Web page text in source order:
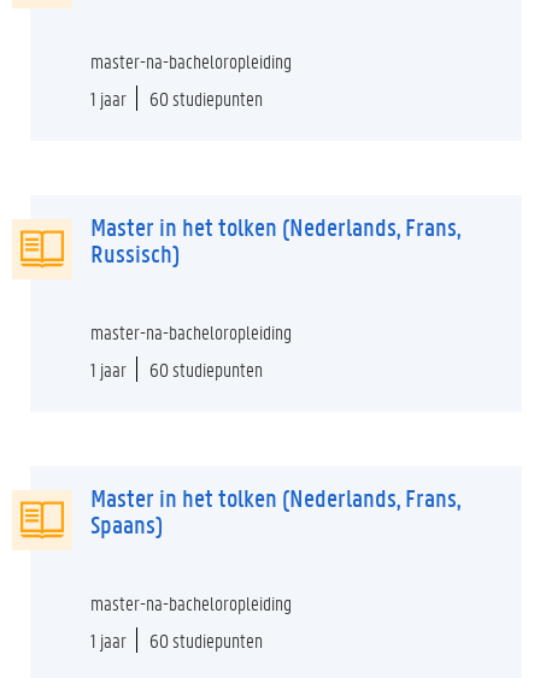
master-na-bacheloropleiding
1 jaar
60 studiepunten
Master in het tolken (Nederlands, Frans,
Russisch)
master-na-bacheloropleiding
1 jaar
60 studiepunten
Master in het tolken (Nederlands, Frans,
Spaans)
master-na-bacheloropleiding
1 jaar
60 studiepunten